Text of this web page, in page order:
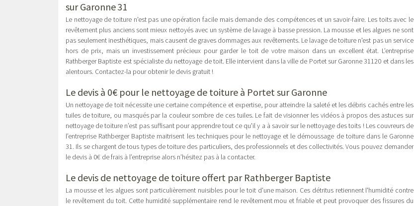
sur Garonne31
Le nettoyage de toiture n'est pas une opération facile mais demande des compétences et un savoir-faire. Les toits avec le
revêtement plus anciens sont mieux nettoyés avec un système de lavage à basse pression. La mousse et les algues ne sont
pas seulement inesthétiques, mais causent de graves dommages aux revêtements. Le lavage de toiture n'est pas un service
hors de prix, mais un investissement précieux pour garder le toit de votre maison dans un excellent état. L’entreprise
Rathberger Baptiste est spécialiste du nettoyage de toit. Elle intervient dans la ville de Portet sur Garonne 31120 et dans les
alentours. Contactez-la pour obtenir le devis gratuit !
Le devis à 0€ pour le nettoyage de toiture à Portet sur Garonne
Un nettoyage de toit nécessite une certaine compétence et expertise, pour atteindre la saleté et les débris cachés entre les
tuiles de toiture, ou masqués par la couleur sombre de ces tuiles. Le fait de visionner les vidéos à propos des astuces sur
nettoyage de toiture n’est pas suffisant pour apprendre tout ce qu'il y a à savoir sur le nettoyage des toits ! Les couvreurs de
l’entreprise Rathberger Baptiste maitrisent les techniques pour le nettoyage et le démoussage de toiture dans le Garonne
31. Ils se chargent de tous types de toiture des particuliers, des professionnels et des collectivités. Vous pouvez demander
le devis à 0€ de frais à l’entreprise alors n’hésitez pas à la contacter.
Le devis de nettoyage de toiture offert par Rathberger Baptiste
La mousse et les algues sont particulièrement nuisibles pour le toit d'une maison. Ces détritus retiennent l'humidité contre
le revêtement du toit. Cette humidité supplémentaire rend le revêtement mou et friable et peut provoquer des fissures du